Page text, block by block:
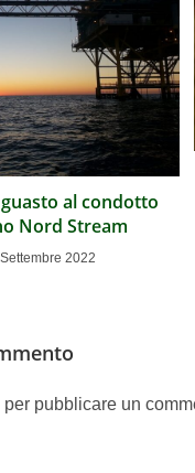
al condotto
Nord Stream
2022
per pubblicare un